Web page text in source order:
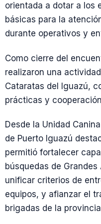
orientada a dotar a los
básicas para la
durante operativos y
Como cierre del
realizaron una
Cataratas del Iguazú,
prácticas y
Desde la Unidad
de Puerto Iguazú
permitió fortalecer
búsquedas de
unificar criterios de
equipos, y afianzar el
brigadas de la